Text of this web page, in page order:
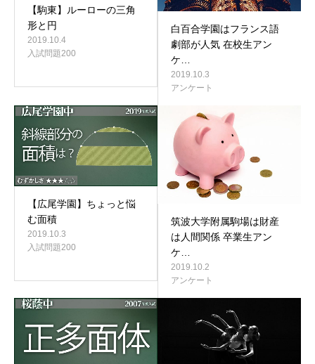
【駒東】ルーローの三角
形と円
2019.10.4
入試問題200
白百合学園はフランス語
劇部が人気 在校生アン
ケ…
2019.10.3
アンケート
【広尾学園】ちょっと悩
む面積
2019.10.3
入試問題200
筑波大学附属駒場は財産
は人間関係 卒業生アン
ケ…
2019.10.2
アンケート